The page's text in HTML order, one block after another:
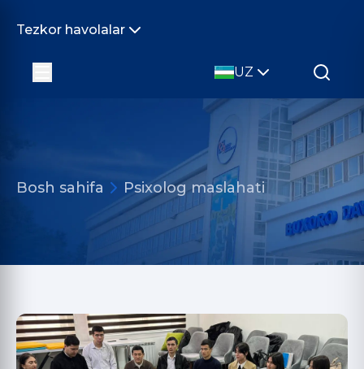
Tezkor havolalar
UZ
Bosh sahifa Psixolog maslahati